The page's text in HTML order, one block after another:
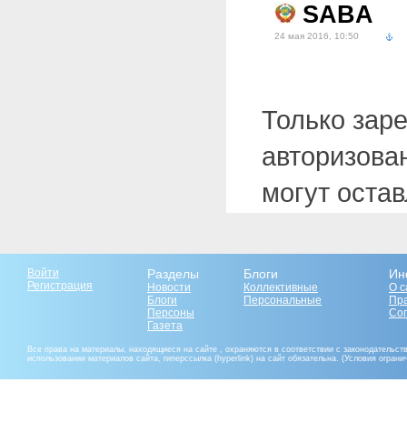
SABA
24 мая 2016, 10:50
Только
могут
Войти
Регистрация
Разделы
Новости
Блоги
Персоны
Газета
Блоги
Коллективные
Персональные
О
Все права на материалы, находящиеся на сайте , охраняются в соответствии с
использовании материалов сайта, гиперссылка (hyperlink) на сайт обязательна. (Условия